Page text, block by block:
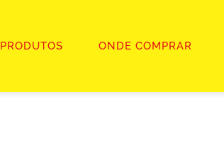
PRODUTOS ONDE COMPRAR